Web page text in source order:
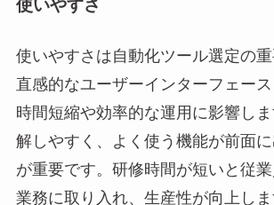
使いやすさ
使いやすさは自動化ツール選定の重
直感的なユーザーインターフェー
時間短縮や効率的な運用に影響し
解しやすく、よく使う機能が前面
が重要です。研修時間が短いと従
業務に取り入れ、生産性が向上し